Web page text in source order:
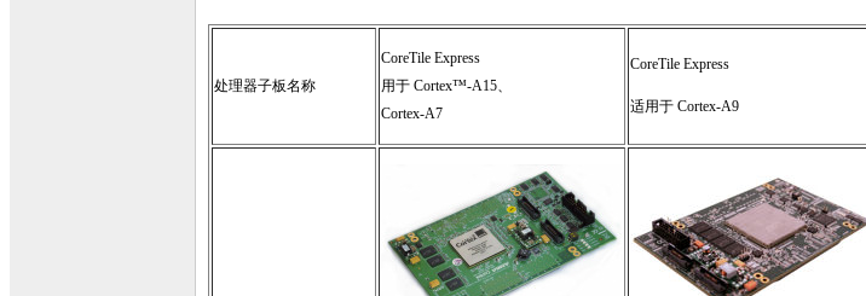
处理器子板名称
CoreTile Express
用于 Cortex™-A15、
Cortex-A7
CoreTile Express
适用于 Cortex-A9